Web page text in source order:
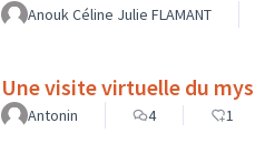
Anouk Céline Julie FLAMANT
Une visite virtuelle du
Antonin 4 1